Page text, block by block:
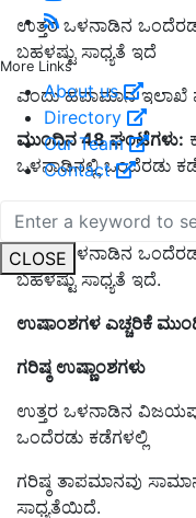
More Links
About us
Directory
Our Team
Contact
CLOSE
ಉತ್ತರ ಒಳನಾಡಿನ
ಬಹಳಷ್ಟು ಸಾಧ್ಯತೆ ಇದೆ
ಎಂದು ಹವಾಮಾನ ಇಲಾಖೆ
ಮುಂದಿನ 48 ಘಂಟೆಗಳು:
ಒಳನಾಡಿನಲ್ಲಿ ಒಂದೆರಡು
ಹಗುರದಿಂದ ಸಾಧಾರಣ
ಉತ್ತರ ಒಳನಾಡಿನ
ಬಹಳಷ್ಟು ಸಾಧ್ಯತೆ ಇದೆ.
ಉಷಾಂಶಗಳ ಎಚ್ಚರಿಕೆ
ಗರಿಷ್ಠ ಉಷ್ಣಾಂಶಗಳು
ಉತ್ತರ ಒಳನಾಡಿನ
ಒಂದೆರಡು ಕಡೆಗಳಲ್ಲಿ
ಗರಿಷ್ಠ ತಾಪಮಾನವು
ಸಾಧ್ಯತೆಯಿದೆ.